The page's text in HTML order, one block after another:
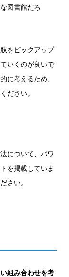
図書館だろ
をピックアップ
いくのが良いで
に考えるため、
ださい。
について、パワ
を掲載していま
さい。
組み合わせを考